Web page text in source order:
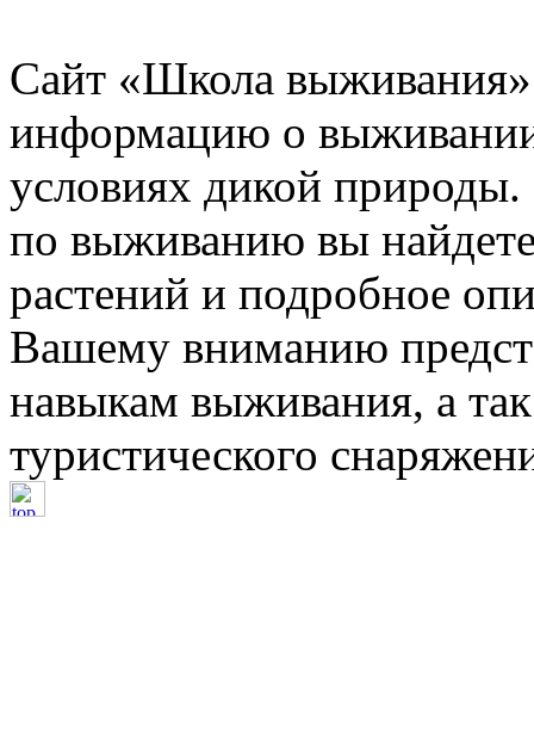
Сайт «Школа
информацию о
условиях дикой
по выживанию вы
растений и подробное
Вашему вниманию
навыкам выживания, а
туристического